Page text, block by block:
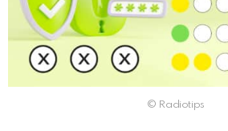
© Radiotips